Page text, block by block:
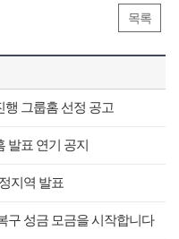
목록
행 그룹홈 선정 공고
발표 연기 공지
지역 발표
구 성금 모금을 시작합니다